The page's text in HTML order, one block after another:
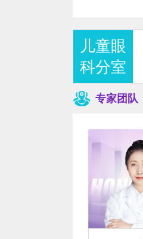
儿童眼
科分室
专家团队